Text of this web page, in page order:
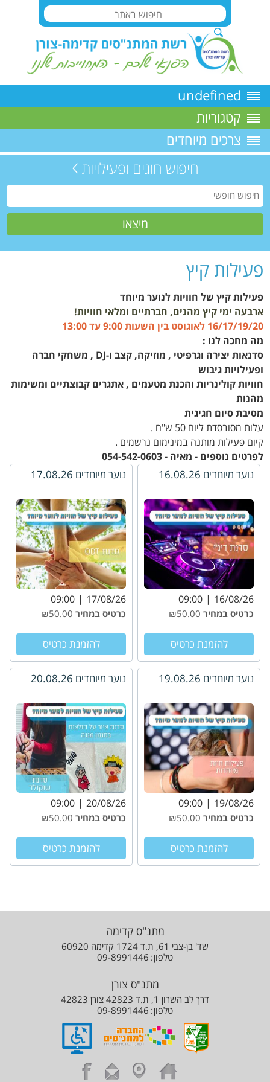
undefined
קטגוריות
צרכים מיוחדים
חיפוש חוגים ופעילויות
פעילות קיץ
פעילות קיץ של חוויות לנוער מיוחד
ארבעה ימי קיץ מהנים, חברתיים ומלאי חוויות!
16/17/19/20 לאוגוסטבין השעות 9:00 עד 13:00
מה מחכה לנו :
סדנאות יצירה וגרפיטי , מוזיקה, קצב ו-DJ ,
משחקי חברה
ופעילויות גיבוש
חוויות קולינריות והכנת מטעמים ,אתגרים קבוצתיים ומשימות
מהנות
מסיבת סיום חגיגית
עלות מסובסדת ליום 50 ש"ח .
קיום פעילות מותנה במינימום נרשמים .
לפרטים נוספים - מאיה - 054-542-0603⁩
נוער מיוחדים 16.08.26
16/08/26
09:00
כרטיס במחיר₪50.00
להזמנת כרטיס
נוער מיוחדים 17.08.26
17/08/26
09:00
כרטיס במחיר
להזמנת כרטיס
נוער מיוחדים 19.08.26
19/08/26
09:00
כרטיס במחיר₪50.00
להזמנת כרטיס
נוער מיוחדים 20.08.26
20/08/26
09:00
כרטיס במחיר
להזמנת כרטיס
מתנ"ס קדימה
שד' בן-צבי 61, ת.ד 1724 קדימה 60920
טלפון 09-8991446
מתנ"ס צורן
דרך לב השרון 1, ת.ד 42823 צורן 42823
טלפון 09-8991446